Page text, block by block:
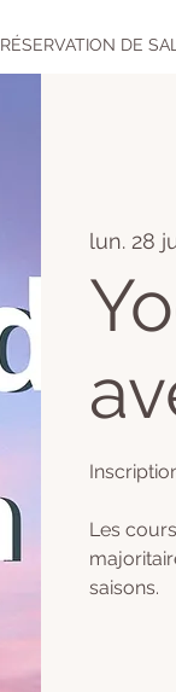
RÉSERVATION DE
lun. 28
Les
saisons.